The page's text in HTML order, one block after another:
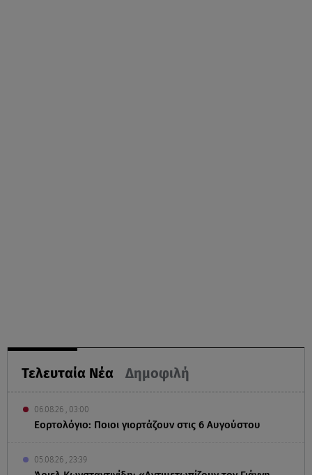
Τελευταία Νέα Δημοφιλή
06.08.26 , 03:00
Εορτολόγιο: Ποιοι γιορτάζουν στις 6 Αυγούστου
05.08.26 , 23:39